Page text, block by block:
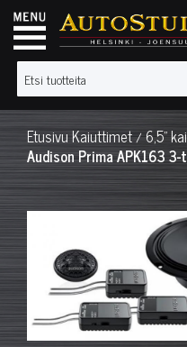
EtusivuKaiuttimet/6,5"
Audison Prima APK163